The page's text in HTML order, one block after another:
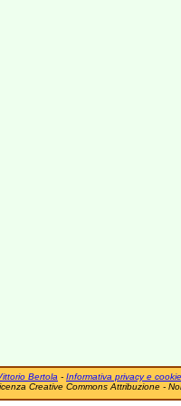
Bertola - Informativa privacy e cookie
Creative Commons Attribuzione -